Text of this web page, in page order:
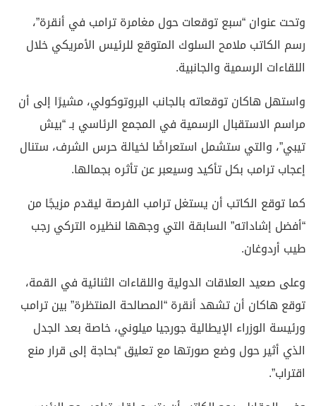
وتحت عنوان “سبع توقعات حول مغامرة ترامب في أنقرة”،
رسم الكاتب ملامح السلوك المتوقع للرئيس الأمريكي خلال
اللقاءات الرسمية والجانبية.
واستهل هاكان توقعاته بالجانب البروتوكولي، مشيرًا إلى أن
مراسم الاستقبال الرسمية في المجمع الرئاسي بـ “بيش
تيبي”، والتي ستشمل استعراضًا لخيالة حرس الشرف، ستنال
إعجاب ترامب بكل تأكيد وسيعبر عن تأثره بجمالها.
كما توقع الكاتب أن يستغل ترامب الفرصة ليقدم مزيجًا من
“أفضل إشاداته” السابقة التي وجهها لنظيره التركي رجب
طيب أردوغان.
وعلى صعيد العلاقات الدولية واللقاءات الثنائية في القمة،
توقع هاكان أن تشهد أنقرة “المصالحة المنتظرة” بين ترامب
ورئيسة الوزراء الإيطالية جورجيا ميلوني، خاصة بعد الجدل
الذي أثير حول وضع صورتها مع تعليق “بحاجة إلى قرار منع
اقتراب”.